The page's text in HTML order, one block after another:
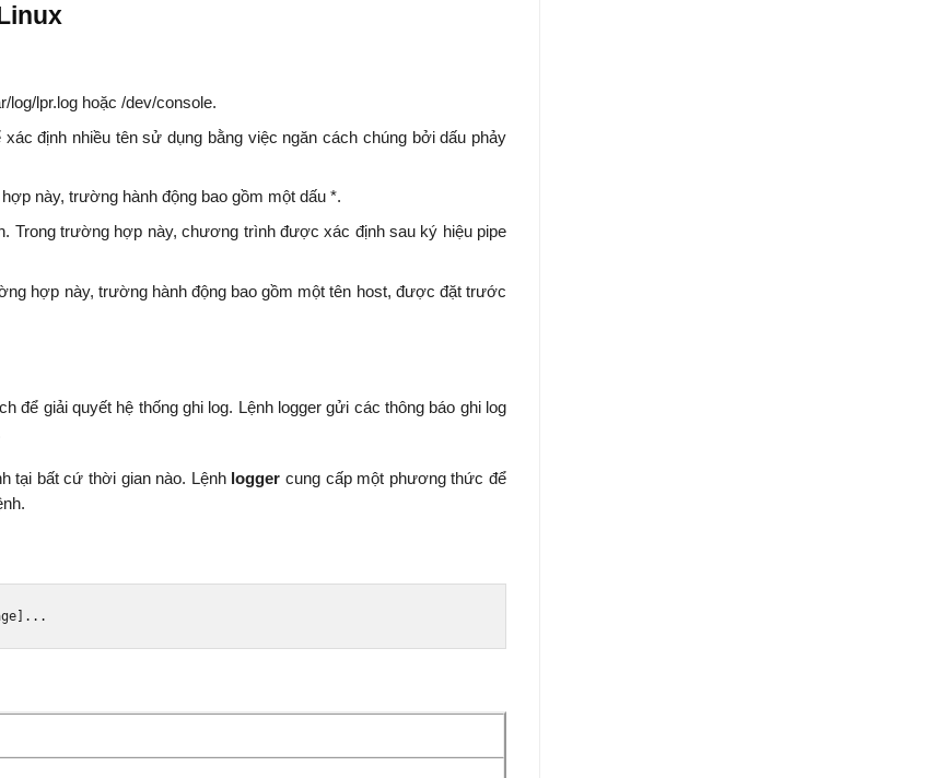
log/lpr.log hoặc /dev/console.
định nhiều tên sử dụng bằng việc ngăn cách chúng bởi dấu phảy
này, trường hành động bao gồm một dấu *.
Trong trường hợp này, chương trình được xác định sau ký hiệu pipe
hợp này, trường hành động bao gồm một tên host, được đặt trước
để giải quyết hệ thống ghi log. Lệnh logger gửi các thông báo ghi log
tại bất cứ thời gian nào. Lệnh logger cung cấp một phương thức để
]...